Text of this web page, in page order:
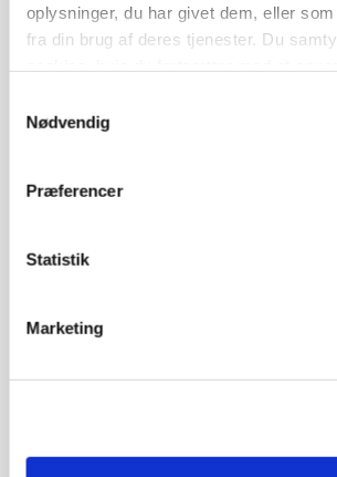
oplysninger, du har givet dem, eller
fra din brug af deres tjenester. Du
Nødvendig
Præferencer
Statistik
Marketing
MARKEDSFOKUS